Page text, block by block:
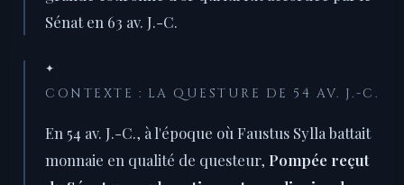
Sénat en 63 av. J.-C.
✦
CONTEXTE : LA QUESTURE DE 54 AV. J.-C.
En 54 av. J.-C., à l'époque où Faustus Sylla battait
monnaie en qualité de questeur, Pompée reçut